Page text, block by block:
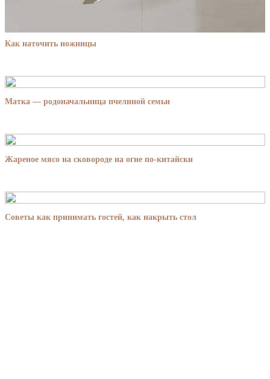
Как наточить ножницы
Матка — родоначальница пчелиной семьи
Жареное мясо на сковороде на огне по-китайски
Советы как принимать гостей, как накрыть стол